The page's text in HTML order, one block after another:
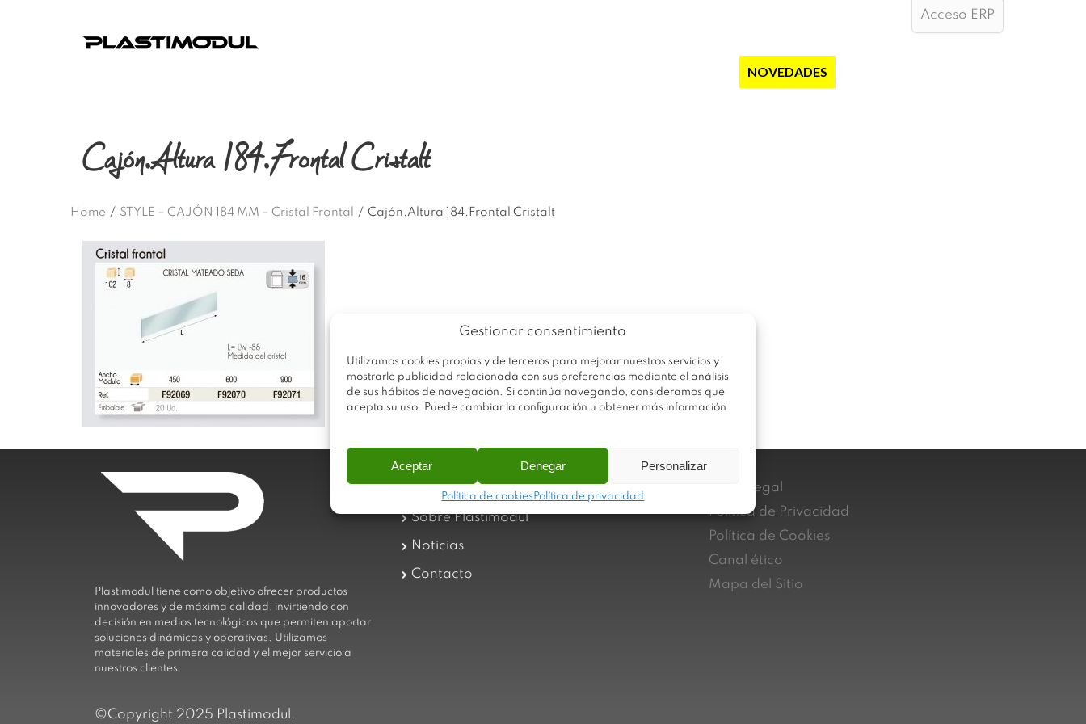
Gestionar consentimiento
Utilizamos cookies propias y de terceros para mejorar nuestros servicios y
mostrarle publicidad relacionada con sus preferencias mediante el análisis
de sus hábitos de navegación. Si continúa navegando, consideramos que
acepta su uso. Puede cambiar la configuración u obtener más información
Aceptar Denegar Personalizar
Política de cookies Política de privacidad
Acceso ERP
NOVEDADES
Cajón.Altura 184.Frontal Cristalt
Home / STYLE – CAJÓN 184 MM – Cristal Frontal / Cajón.Altura 184.Frontal Cristalt
Plastimodul tiene como objetivo ofrecer productos
innovadores y de máxima calidad, invirtiendo con
decisión en medios tecnológicos que permiten aportar
soluciones dinámicas y operativas. Utilizamos
materiales de primera calidad y el mejor servicio a
nuestros clientes.
Trabaja con nosotros
Sobre Plastimodul
Noticias
Contacto
Aviso Legal
Política de Privacidad
Política de Cookies
Canal ético
Mapa del Sitio
©Copyright 2025 Plastimodul.